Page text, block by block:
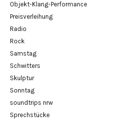
Objekt-Klang-Performance
Preisverleihung
Radio
Rock
Samstag
Schwitters
Skulptur
Sonntag
soundtrips nrw
Sprechstücke